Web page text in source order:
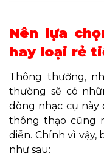
Nên lựa
hay loại rẻ
Thông thường,
thường sẽ có
dòng nhạc cụ này
thông thạo cũng
diễn. Chính vì vậy,
như sau: